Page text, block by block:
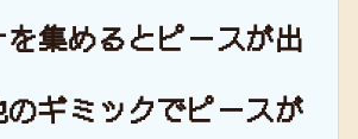
集めるとピースが出
ギミックでピースが